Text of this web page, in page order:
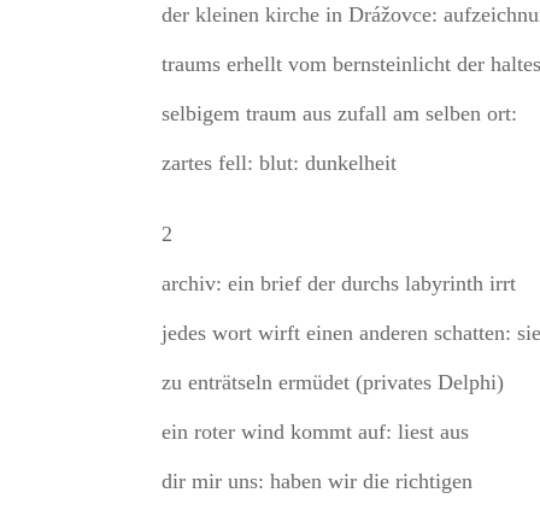
der kleinen kirche in Drážovce:
traums erhellt vom bernsteinlicht der
selbigem traum aus zufall am selben ort:
zartes fell: blut: dunkelheit
2
archiv: ein brief der durchs labyrinth irrt
jedes wort wirft einen anderen schatten: sie
zu enträtseln ermüdet (privates Delphi)
ein roter wind kommt auf: liest aus
dir mir uns: haben wir die richtigen